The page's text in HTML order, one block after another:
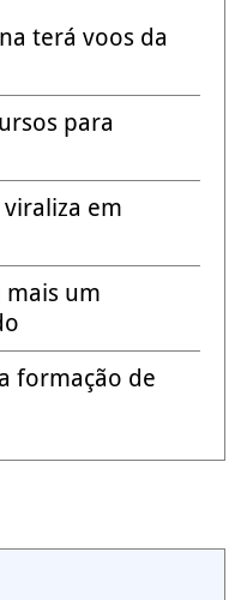
terá voos da
para
em
um
formação de